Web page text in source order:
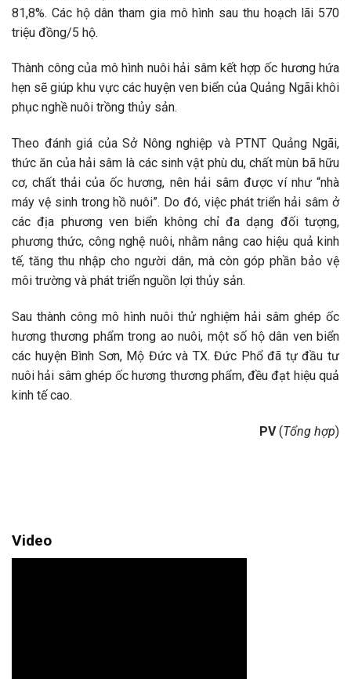
81,8%. Các hộ dân tham gia mô hình sau thu hoạch lãi 570
triệu đồng/5 hộ.
Thành công của mô hình nuôi hải sâm kết hợp ốc hương hứa
hẹn sẽ giúp khu vực các huyện ven biển của Quảng Ngãi khôi
phục nghề nuôi trồng thủy sản.
Theo đánh giá của Sở Nông nghiệp và PTNT Quảng Ngãi,
thức ăn của hải sâm là các sinh vật phù du, chất mùn bã hữu
cơ, chất thải của ốc hương, nên hải sâm được ví như “nhà
máy vệ sinh trong hồ nuôi”. Do đó, việc phát triển hải sâm ở
các địa phương ven biển không chỉ đa dạng đối tượng,
phương thức, công nghệ nuôi, nhằm nâng cao hiệu quả kinh
tế, tăng thu nhập cho người dân, mà còn góp phần bảo vệ
môi trường và phát triển nguồn lợi thủy sản.
Sau thành công mô hình nuôi thử nghiệm hải sâm ghép ốc
hương thương phẩm trong ao nuôi, một số hộ dân ven biển
các huyện Bình Sơn, Mộ Đức và TX. Đức Phổ đã tự đầu tư
nuôi hải sâm ghép ốc hương thương phẩm, đều đạt hiệu quả
kinh tế cao.
PV(Tổng hợp)
Video